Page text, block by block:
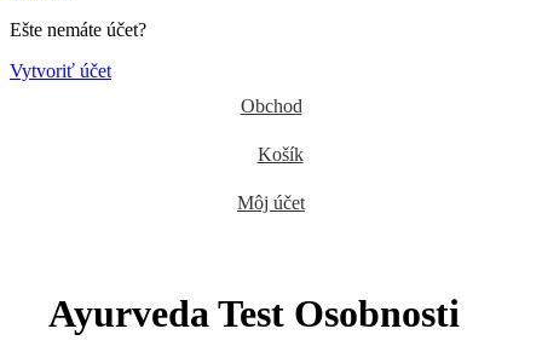
Ešte nemáte účet?
Vytvoriť účet
Obchod
Košík
Môj účet
Ayurveda Test Osobnosti